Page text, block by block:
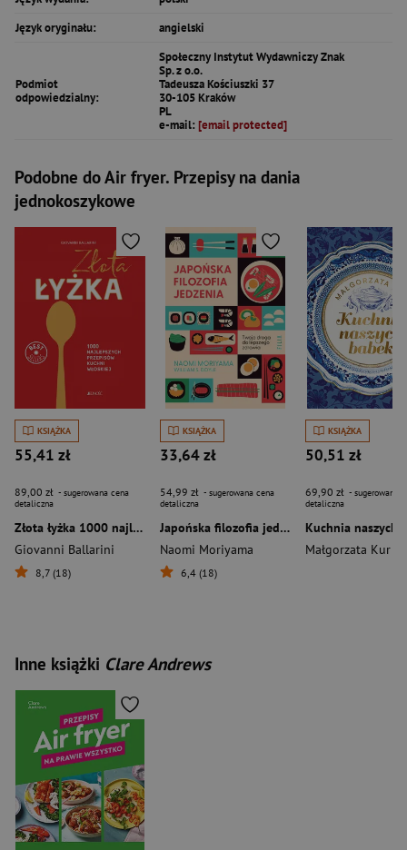
Język oryginału:
angielski
Podmiot
odpowiedzialny:
Społeczny Instytut Wydawniczy Znak
Sp. z o.o.
Tadeusza Kościuszki 37
30-105 Kraków
PL
e-mail: [email protected]
Podobne do Air fryer. Przepisy na dania
jednokoszykowe
KSIĄŻKA
55,41 zł
89,00 zł - sugerowana cena
detaliczna
Złota łyżka 1000 najlepszych przepisów kuchni włoskiej
Giovanni Ballarini
8,7 (18)
KSIĄŻKA
33,64 zł
54,99 zł - sugerowana cena
detaliczna
Japońska filozofia jedzenia. Twoja droga do lepszego zdrowia
Naomi Moriyama
6,4 (18)
KSIĄŻKA
50,51 zł
69,90 zł - sugerowana
detaliczna
Kuchnia naszych
Małgorzata Kur
Inne książki Clare Andrews